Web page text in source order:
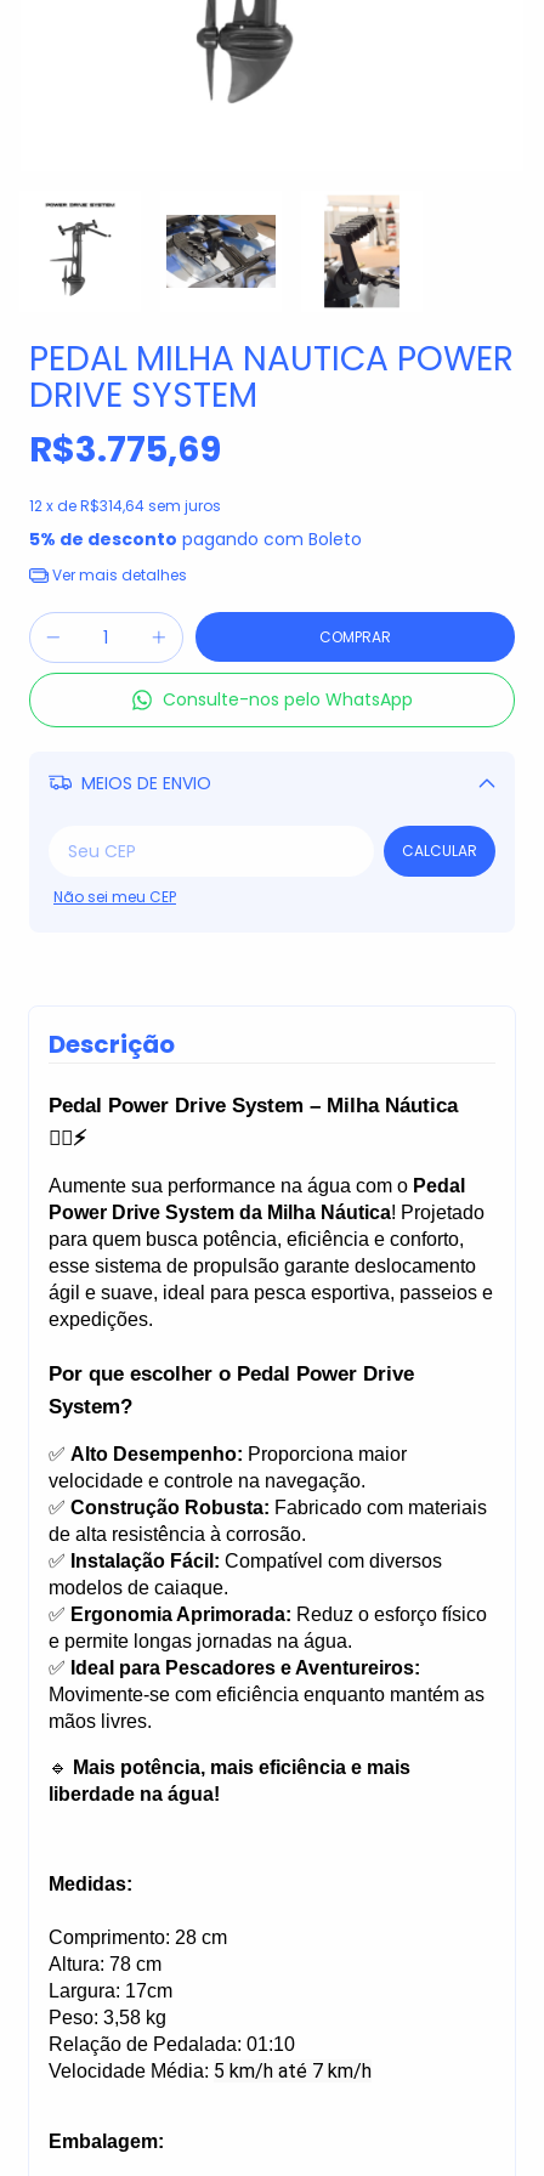
PEDAL MILHA NAUTICA POWER
DRIVE SYSTEM
R$3.775,69
12x deR$314,64sem juros
5% de desconto pagando com Boleto
Ver mais detalhes
Consulte-nos pelo WhatsApp
MEIOS DE ENVIO
Alterar CEP
CALCULAR
Não sei meu CEP
Descrição
Pedal Power Drive System – Milha Náutica
🚣‍♂️⚡
Aumente sua performance na água com o Pedal
Power Drive System da Milha Náutica! Projetado
para quem busca potência, eficiência e conforto,
esse sistema de propulsão garante deslocamento
ágil e suave, ideal para pesca esportiva, passeios e
expedições.
Por que escolher o Pedal Power Drive
System?
✅ Alto Desempenho: Proporciona maior
velocidade e controle na navegação.
✅ Construção Robusta: Fabricado com materiais
de alta resistência à corrosão.
✅ Instalação Fácil: Compatível com diversos
modelos de caiaque.
✅ Ergonomia Aprimorada: Reduz o esforço físico
e permite longas jornadas na água.
✅ Ideal para Pescadores e Aventureiros:
Movimente-se com eficiência enquanto mantém as
mãos livres.
🔹
Mais potência, mais eficiência e mais
liberdade na água!
Medidas:
Comprimento: 28 cm
Altura: 78 cm
Largura: 17cm
Peso: 3,58 kg
Relação de Pedalada: 01:10
Velocidade Média: 5 km/h até 7 km/h
Embalagem: